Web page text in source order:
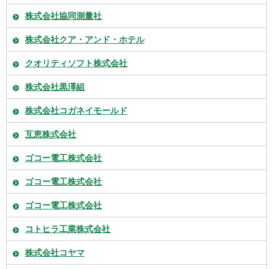
株式会社協同測量社
株式会社クア・アンド・ホテル
クオリティソフト株式会社
株式会社黒澤組
株式会社コガネイモールド
互恵株式会社
ゴコー電工株式会社
ゴコー電工株式会社
ゴコー電工株式会社
コトヒラ工業株式会社
株式会社コヤマ